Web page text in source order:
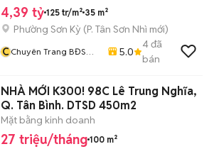
4,39 tỷ 125 tr/m² 35 m²
Phường Sơn Kỳ (P. Tân Sơn Nhì mới)
CChuyên Trang BĐS
5.0
4đã
bán
NHÀ MỚI K300! 98C Lê Trung Nghĩa,
Q. Tân Bình. DTSD 450m2
Mặt bằng kinh doanh
27 triệu/tháng 100 m²